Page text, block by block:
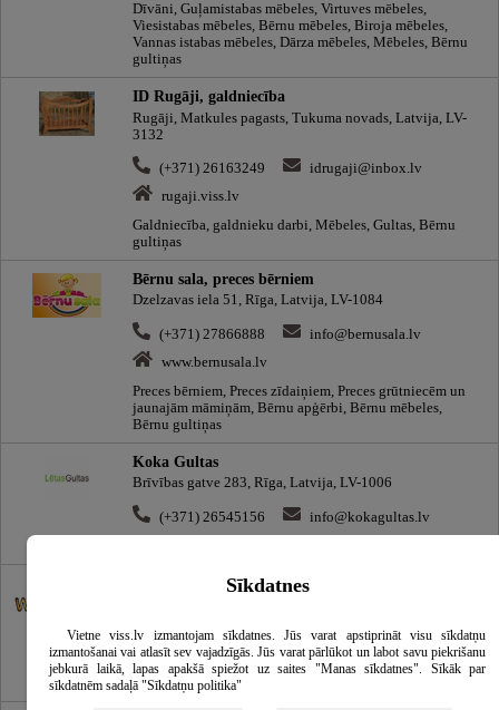
Dīvāni, Guļamistabas mēbeles, Virtuves mēbeles,
Viesistabas mēbeles, Bērnu mēbeles, Biroja mēbeles,
Vannas istabas mēbeles, Dārza mēbeles, Mēbeles, Bērnu
gultiņas
ID Rugāji, galdniecība
Rugāji, Matkules pagasts, Tukuma novads, Latvija, LV-
3132
(+371) 26163249
idrugaji@inbox.lv
rugaji.viss.lv
Galdniecība, galdnieku darbi, Mēbeles, Gultas, Bērnu
gultiņas
Bērnu sala, preces bērniem
Dzelzavas iela 51, Rīga, Latvija, LV-1084
(+371) 27866888
info@bernusala.lv
www.bernusala.lv
Preces bērniem, Preces zīdaiņiem, Preces grūtniecēm un
jaunajām māmiņām, Bērnu apģērbi, Bērnu mēbeles,
Bērnu gultiņas
Koka Gultas
Brīvības gatve 283, Rīga, Latvija, LV-1006
(+371) 26545156
info@kokagultas.lv
WoodyGoody, mēbeles
(+371) 29145546
info@woodygoody.lv
Bērnu mēbeles, Rotaļlietas, Preces bērniem, Izglītojošās
koka rotaļlietas, Šūpuļzirgi, Bērnu gultiņas
Sīkdatnes
Vietne viss.lv izmantojam sīkdatnes. Jūs varat apstiprināt visu sīkdatņu
izmantošanai vai atlasīt sev vajadzīgās. Jūs varat pārlūkot un labot savu piekrišanu
jebkurā laikā, lapas apakšā spiežot uz saites "Manas sīkdatnes". Sīkāk par
sīkdatnēm sadaļā "Sīkdatņu politika"